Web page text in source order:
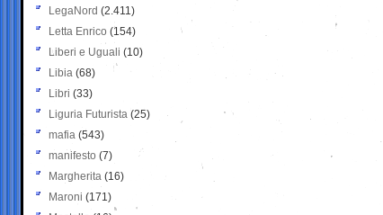
LegaNord (2.411)
Letta Enrico (154)
Liberi e Uguali (10)
Libia (68)
Libri (33)
Liguria Futurista (25)
mafia (543)
manifesto (7)
Margherita (16)
Maroni (171)